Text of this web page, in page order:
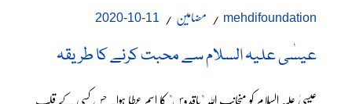
mehdifoundation مضامین 11-10-2020
عیسٰی علیہ السلام سے محبت کرنے کا طریقہ